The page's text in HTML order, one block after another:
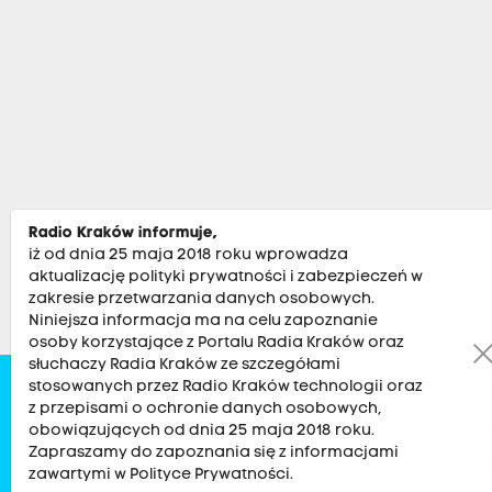
Zobacz Kultura Sport Muzyka Audycje
RADIO KRAKÓW SA. Aleja Juliusza Słowackiego 22, 30-007
Radio Kraków informuje,
iż od dnia 25 maja 2018 roku wprowadza
aktualizację polityki prywatności i zabezpieczeń w
zakresie przetwarzania danych osobowych.
Niniejsza informacja ma na celu zapoznanie
osoby korzystające z Portalu Radia Kraków oraz
słuchaczy Radia Kraków ze szczegółami
stosowanych przez Radio Kraków technologii oraz
z przepisami o ochronie danych osobowych,
obowiązujących od dnia 25 maja 2018 roku.
Zapraszamy do zapoznania się z informacjami
zawartymi w Polityce Prywatności.